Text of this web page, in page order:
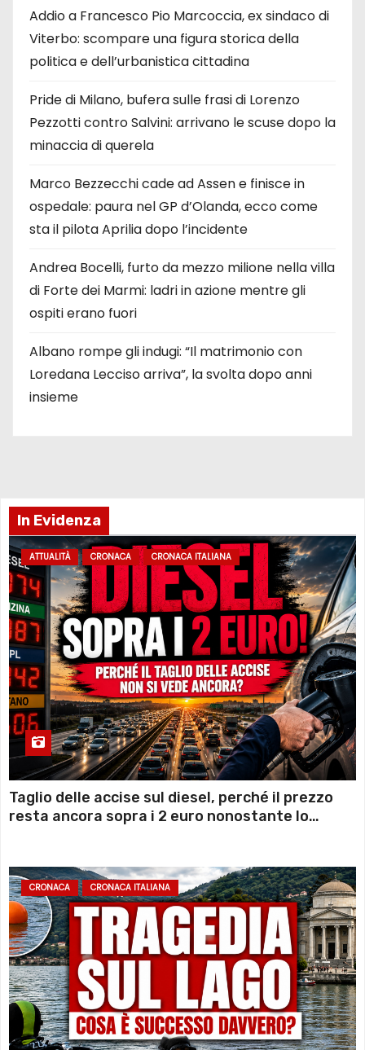
Addio a Francesco Pio Marcoccia, ex sindaco di
Viterbo: scompare una figura storica della
politica e dell’urbanistica cittadina
Pride di Milano, bufera sulle frasi di Lorenzo
Pezzotti contro Salvini: arrivano le scuse dopo la
minaccia di querela
Marco Bezzecchi cade ad Assen e finisce in
ospedale: paura nel GP d’Olanda, ecco come
sta il pilota Aprilia dopo l’incidente
Andrea Bocelli, furto da mezzo milione nella villa
di Forte dei Marmi: ladri in azione mentre gli
ospiti erano fuori
Albano rompe gli indugi: “Il matrimonio con
Loredana Lecciso arriva”, la svolta dopo anni
insieme
In Evidenza
ATTUALITÀ CRONACA CRONACA ITALIANA
Taglio delle accise sul diesel, perché il prezzo
resta ancora sopra i 2 euro nonostante lo
CRONACA CRONACA ITALIANA